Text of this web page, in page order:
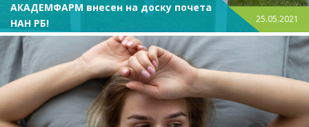
АКАДЕМФАРМ внесен на доску почета
НАН РБ!
25.05.2021